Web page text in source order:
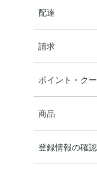
配達
請求
ポイント・ク
商品
登録情報の確